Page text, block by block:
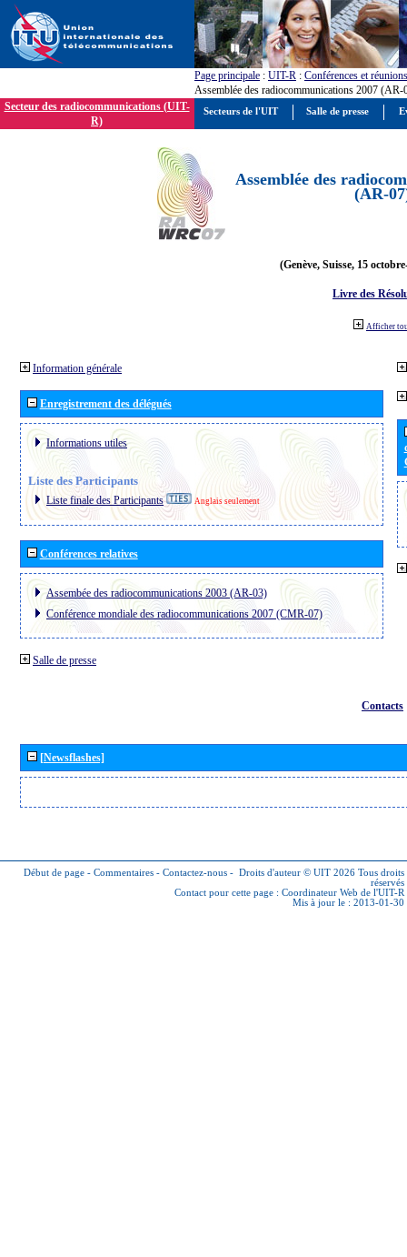
Page principale : UIT-R : Conférences et réunions
Assemblée des radiocommunications 2007 (AR-
Secteur des radiocommunications (UIT-
R)
Assemblée des
(AR-
(Genève, Suisse, 15
Livre des
Afficher
Information générale
Enregistrement des délégués
Informations utiles
Liste des Participants
Liste finale des Participants Anglais seulement
Conférences relatives
Assembée des radiocommunications 2003 (AR-03)
Conférence mondiale des radiocommunications 2007 (CMR-07)
Salle de presse
Contacts
[Newsflashes]
Début de page - Commentaires - Contactez-nous - Droits d'auteur © UIT 2026 Tous droits
réservés
Contact pour cette page : Coordinateur Web de l'UIT-R
Mis à jour le : 2013-01-30
Secteurs de l'UIT Salle de presse